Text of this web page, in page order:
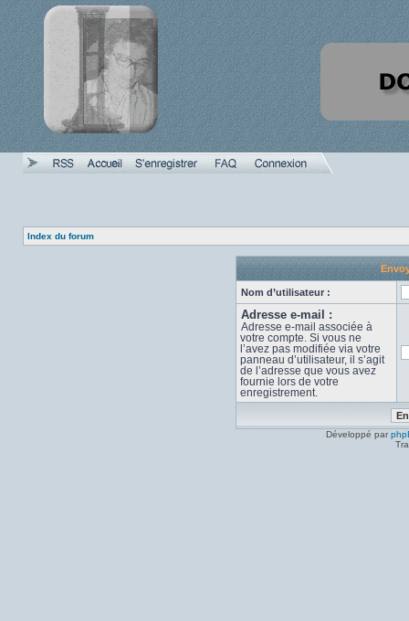
Index du forum
Nom d’utilisateur :
Adresse e-mail :
Adresse e-mail associée à
votre compte. Si vous ne
l’avez pas modifiée via votre
panneau d’utilisateur, il s’agit
de l’adresse que vous avez
fournie lors de votre
enregistrement.
Développé par